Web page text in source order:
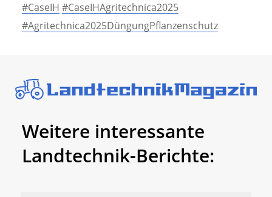
#CaseIH #CaseIHAgritechnica2025
#Agritechnica2025DüngungPflanzenschutz
Weitere interessante
Landtechnik-Berichte: